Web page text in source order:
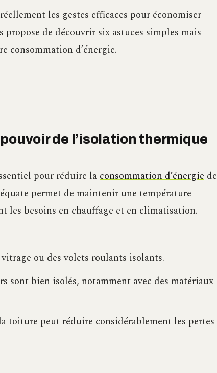
les gestes efficaces pour économiser
de découvrir six astuces simples mais
consommation d’énergie.
de l’isolation thermique
pour réduire laconsommation d’énergie de
permet de maintenir une température
besoins en chauffage et en climatisation.
ou des volets roulants isolants.
sont bien isolés, notamment avec des matériaux
toiture peut réduire considérablement les pertes